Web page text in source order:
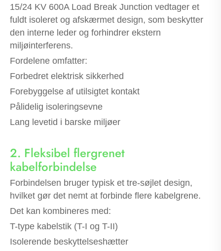
15/24 KV 600A Load Break Junction vedtager et
fuldt isoleret og afskærmet design, som beskytter
den interne leder og forhindrer ekstern
miljøinterferens.
Fordelene omfatter:
Forbedret elektrisk sikkerhed
Forebyggelse af utilsigtet kontakt
Pålidelig isoleringsevne
Lang levetid i barske miljøer
2. Fleksibel flergrenet
kabelforbindelse
Forbindelsen bruger typisk et tre-søjlet design,
hvilket gør det nemt at forbinde flere kabelgrene.
Det kan kombineres med:
T-type kabelstik (T-I og T-II)
Isolerende beskyttelseshætter